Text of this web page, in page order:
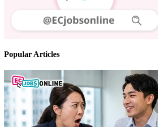
Popular Articles